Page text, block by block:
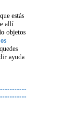
estás
allí
objetos
ayuda